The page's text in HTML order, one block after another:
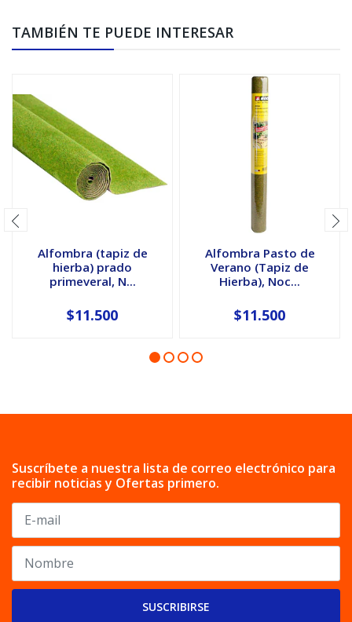
TAMBIÉN TE PUEDE INTERESAR
Alfombra (tapiz de
hierba) prado
primeveral, N...
$11.500
Alfombra Pasto de
Verano (Tapiz de
Hierba), Noc...
$11.500
Suscríbete a nuestra lista de correo electrónico para
recibir noticias y Ofertas primero.
SUSCRIBIRSE